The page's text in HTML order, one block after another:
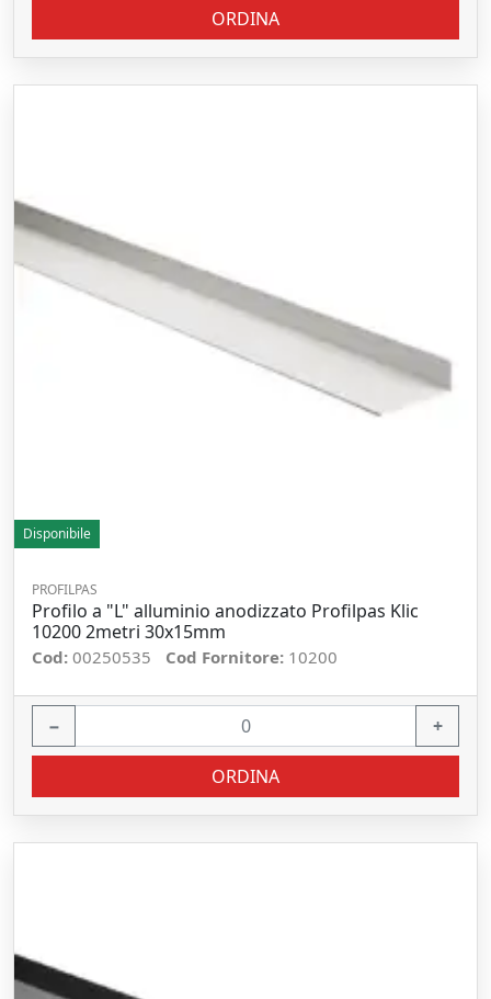
ORDINA
Disponibile
PROFILPAS
Profilo a "L" alluminio anodizzato Profilpas Klic
10200 2metri 30x15mm
Cod: 00250535 Cod Fornitore: 10200
− +
ORDINA